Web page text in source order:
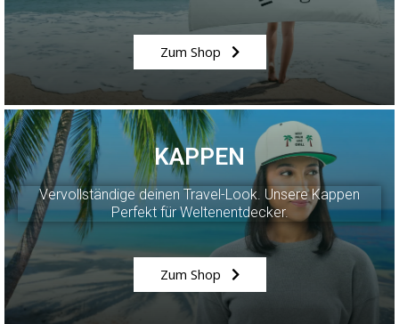
Zum Shop
KAPPEN
Vervollständige deinen Travel-Look. Unsere Kappen
Perfekt für Weltenentdecker.
Zum Shop